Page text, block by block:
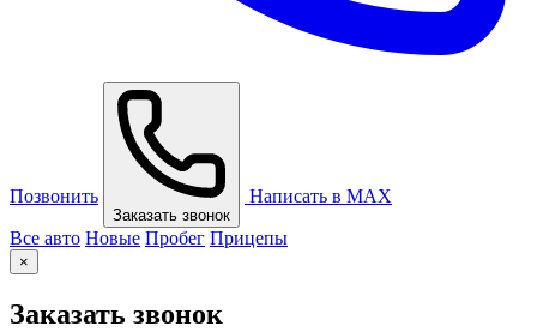
Позвонить
Заказать звонок
Написать в MAX
Все авто Новые Пробег Прицепы
×
Заказать звонок